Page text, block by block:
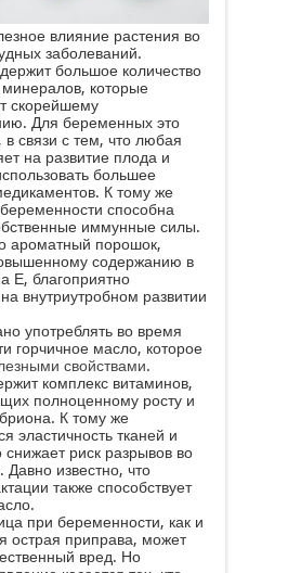
своими
антисептическими
свойствами.
влияние растения во
заболеваний.
большое количество
которые
скорейшему
Для беременных это
связи с тем, что любая
на развитие плода и
большее
К тому же
способна
иммунные силы.
ароматный порошок,
содержанию в
Е, благоприятно